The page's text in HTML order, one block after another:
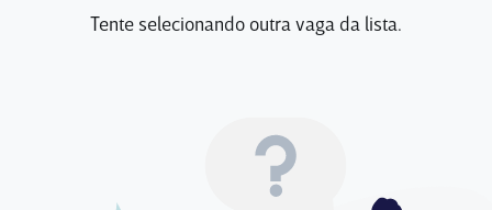
Tente selecionando outra vaga da lista.